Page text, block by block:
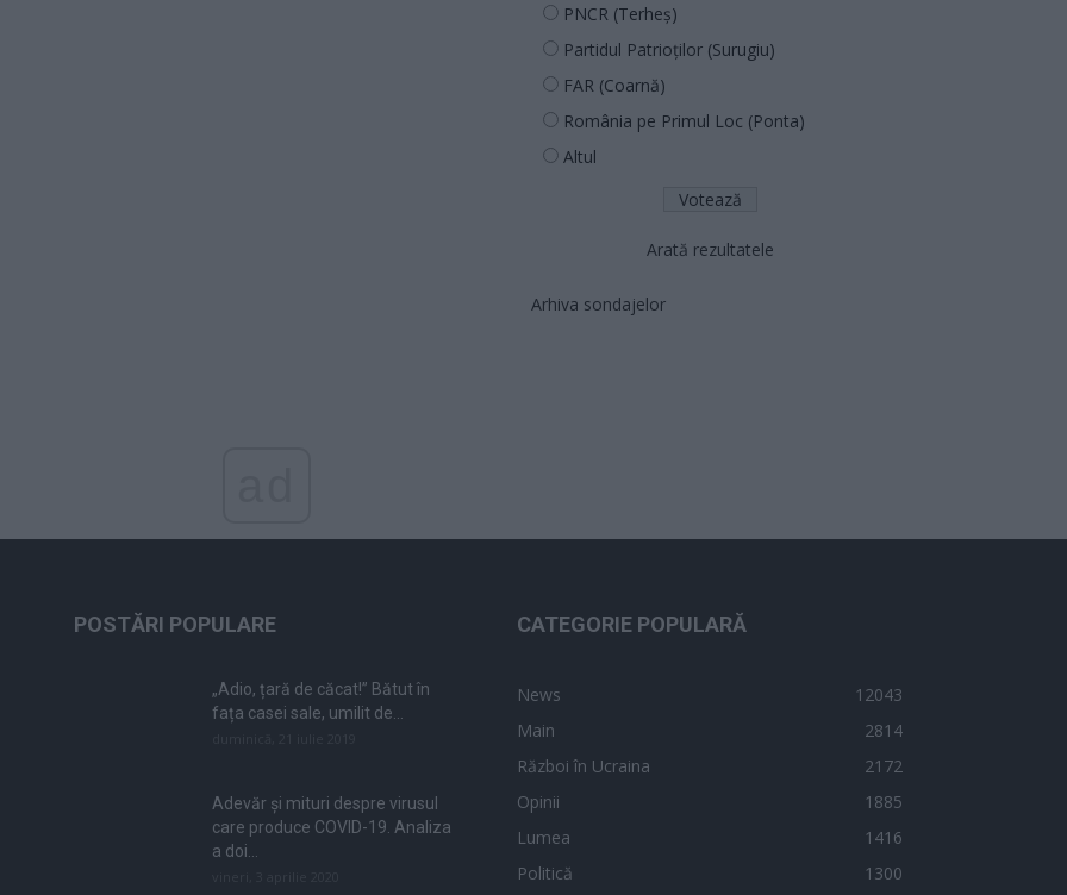
PNCR (Terheș)
Partidul Patrioților (Surugiu)
FAR (Coarnă)
România pe Primul Loc (Ponta)
Altul
Arată rezultatele
Arhiva sondajelor
POSTĂRI POPULARE
„Adio, țară de căcat!” Bătut în
fața casei sale, umilit de...
Adevăr și mituri despre virusul
care produce COVID-19. Analiza
a doi...
CATEGORIE POPULARĂ
News
12043
Main
2814
Război în Ucraina
2172
Opinii
1885
Lumea
1416
Politică
1300